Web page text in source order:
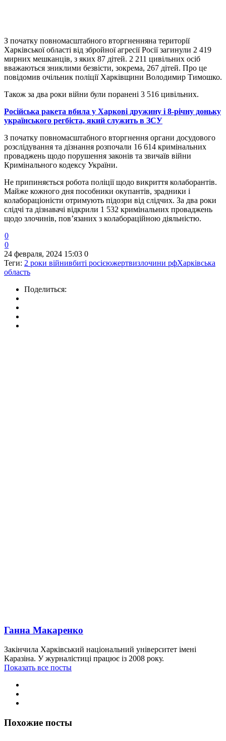
З початку повномасштабного вторгненняна території
Харківської області від збройної агресії Росії загинули 2 419
мирних мешканців, з яких 87 дітей. 2 211 цивільних осіб
вважаються зниклими безвісти, зокрема, 267 дітей. Про це
повідомив очільник поліції Харківщини Володимир Тимошко.
Також за два роки війни були поранені 3 516 цивільних.
Російська ракета вбила у Харкові дружину і 8-річну доньку
українського регбіста, який служить в ЗСУ
З початку повномасштабного вторгнення органи досудового
розслідування та дізнання розпочали 16 614 кримінальних
проваджень щодо порушення законів та звичаїв війни
Кримінального кодексу України.
Не припиняється робота поліції щодо викриття колаборантів.
Майже кожного дня пособники окупантів, зрадники і
колабораціоністи отримують підозри від слідчих. За два роки
слідчі та дізнавачі відкрили 1 532 кримінальних проваджень
щодо злочинів, пов’язаних з колабораційною діяльністю.
0
0
24 февраля, 2024 15:03 0
Теги: 2 роки війнивбиті росієюжертвизлочини рфХарківська
область
Поделиться:
Ганна Макаренко
Закінчила Харківський національний університет імені
Каразіна. У журналістиці працює із 2008 року.
Показать все посты
Похожие посты